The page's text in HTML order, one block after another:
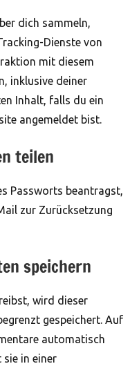
dich sammeln,
Dienste von
mit diesem
inklusive deiner
Inhalt, falls du ein
angemeldet bist.
teilen
Passworts beantragst,
zur Zurücksetzung
speichern
wird dieser
gespeichert. Auf
automatisch
in einer